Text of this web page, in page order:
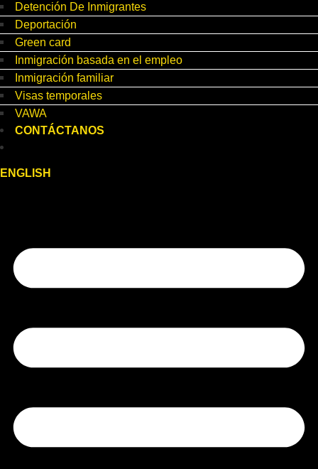
Detención De Inmigrantes
Deportación
Green card
Inmigración basada en el empleo
Inmigración familiar
Visas temporales
VAWA
CONTÁCTANOS
ENGLISH